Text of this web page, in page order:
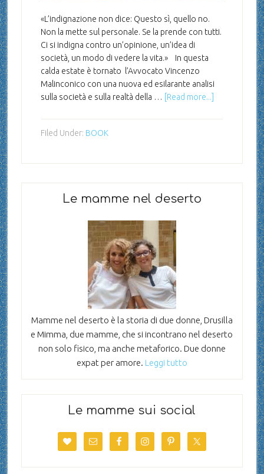
«L’indignazione non dice: Questo sì, quello no.
Non la mette sul personale. Se la prende con tutti.
Ci si indigna contro un’opinione, un’idea di
società, un modo di vedere la vita.» In questa
calda estate è tornato l’Avvocato Vincenzo
Malinconico con una nuova ed esilarante analisi
sulla società e sulla realtà della …
[Read more...]
Filed Under: BOOK
Le mamme nel deserto
Mamme nel deserto è la storia di due donne, Drusilla
e Mimma, due mamme, che si incontrano nel deserto
non solo fisico, ma anche metaforico. Due donne
expat per amore. Leggi tutto
Le mamme sui social